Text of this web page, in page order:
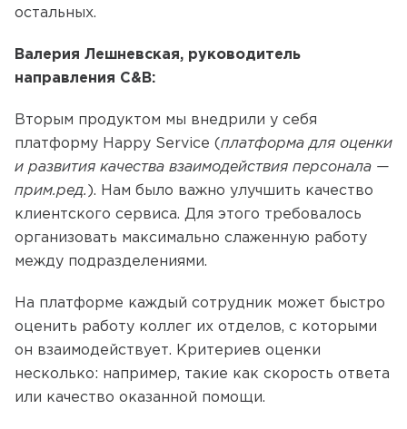
остальных.
Валерия Лешневская, руководитель
направления C&B:
Вторым продуктом мы внедрили у себя
платформу Happy Service ( платформа для оценки
и развития качества взаимодействия персонала —
прим.ред. ). Нам было важно улучшить качество
клиентского сервиса. Для этого требовалось
организовать максимально слаженную работу
между подразделениями.
На платформе каждый сотрудник может быстро
оценить работу коллег их отделов, с которыми
он взаимодействует. Критериев оценки
несколько: например, такие как скорость ответа
или качество оказанной помощи.